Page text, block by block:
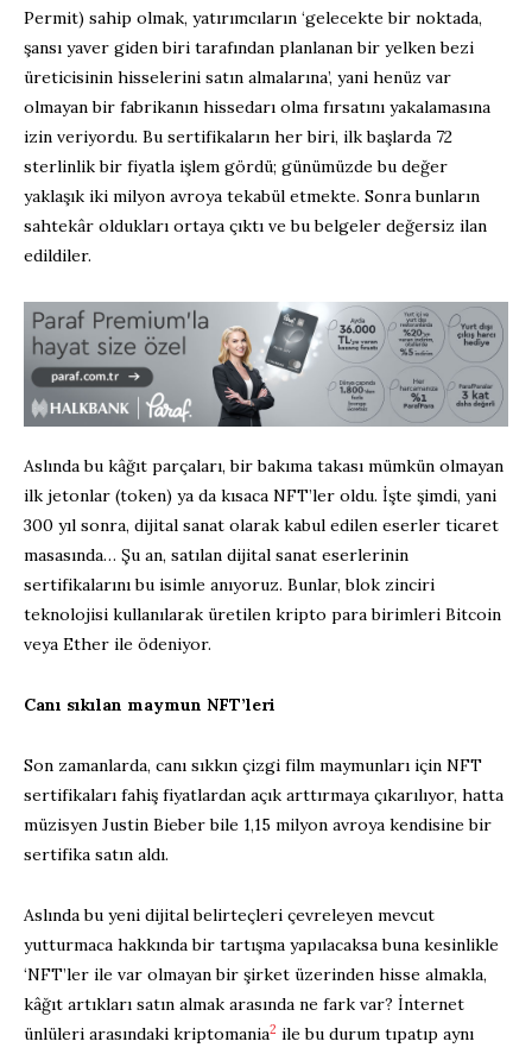
Permit) sahip olmak, yatırımcıların ‘gelecekte bir noktada,
şansı yaver giden biri tarafından planlanan bir yelken bezi
üreticisinin hisselerini satın almalarına’, yani henüz var
olmayan bir fabrikanın hissedarı olma fırsatını yakalamasına
izin veriyordu. Bu sertifikaların her biri, ilk başlarda 72
sterlinlik bir fiyatla işlem gördü; günümüzde bu değer
yaklaşık iki milyon avroya tekabül etmekte. Sonra bunların
sahtekâr oldukları ortaya çıktı ve bu belgeler değersiz ilan
edildiler.
Aslında bu kâğıt parçaları, bir bakıma takası mümkün olmayan
ilk jetonlar (token) ya da kısaca NFT’ler oldu. İşte şimdi, yani
300 yıl sonra, dijital sanat olarak kabul edilen eserler ticaret
masasında… Şu an, satılan dijital sanat eserlerinin
sertifikalarını bu isimle anıyoruz. Bunlar, blok zinciri
teknolojisi kullanılarak üretilen kripto para birimleri Bitcoin
veya Ether ile ödeniyor.
Canı sıkılan maymun NFT’leri
Son zamanlarda, canı sıkkın çizgi film maymunları için NFT
sertifikaları fahiş fiyatlardan açık arttırmaya çıkarılıyor, hatta
müzisyen Justin Bieber bile 1,15 milyon avroya kendisine bir
sertifika satın aldı.
Aslında bu yeni dijital belirteçleri çevreleyen mevcut
yutturmaca hakkında bir tartışma yapılacaksa buna kesinlikle
‘NFT’ler ile var olmayan bir şirket üzerinden hisse almakla,
kâğıt artıkları satın almak arasında ne fark var? İnternet
ünlüleri arasındaki kriptomania2 ile bu durum tıpatıp aynı